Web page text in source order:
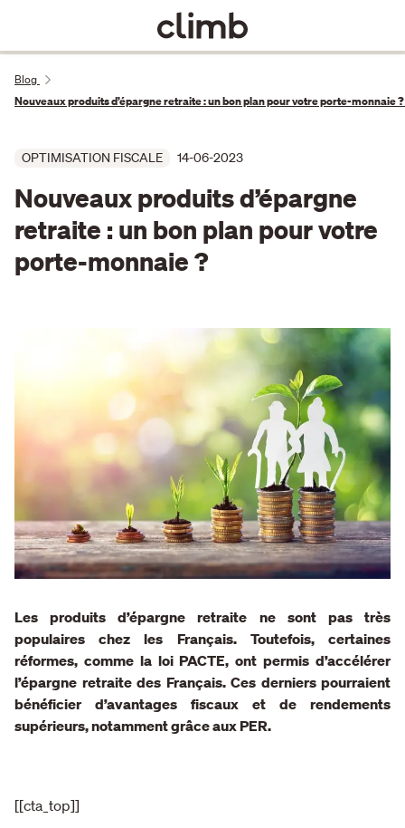
Blog
Nouveaux produits d’épargne retraite : un bon plan pour votre porte-monnaie ?
OPTIMISATION FISCALE 14-06-2023
Nouveaux produits d’épargne
retraite : un bon plan pour votre
porte-monnaie ?
Les produits d’épargne retraite ne sont pas très
populaires chez les Français. Toutefois, certaines
réformes, comme la loi PACTE, ont permis d’accélérer
l’épargne retraite des Français. Ces derniers pourraient
bénéficier d’avantages fiscaux et de rendements
supérieurs, notamment grâce aux PER.
[[cta_top]]